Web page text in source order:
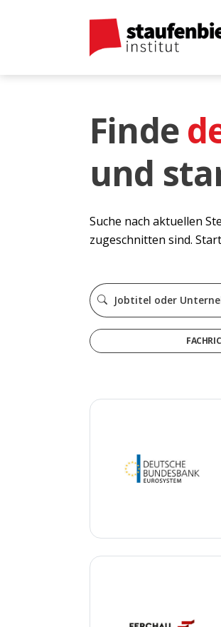
Finde
und
Suche nach aktuellen
zugeschnitten sind.
Gesellschafts- &
Informatik
Ingenieurwesen &
Medien,
Wirtschaft &